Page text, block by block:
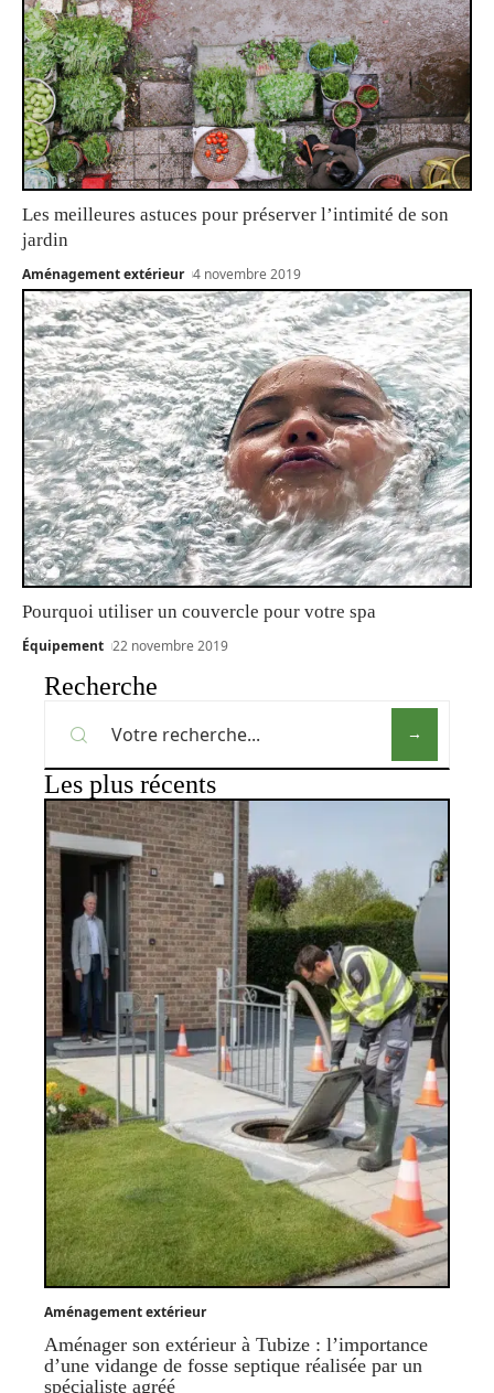
Les meilleures astuces pour préserver l’intimité de son
jardin
Aménagement extérieur 4 novembre 2019
Pourquoi utiliser un couvercle pour votre spa
Équipement 22 novembre 2019
Recherche
Les plus récents
Aménagement extérieur
Aménager son extérieur à Tubize : l’importance
d’une vidange de fosse septique réalisée par un
spécialiste agréé